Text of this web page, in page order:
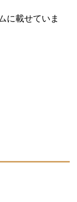
に載せていま